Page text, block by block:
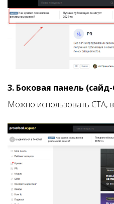
3. Боковая панель
Можно использовать CTA,